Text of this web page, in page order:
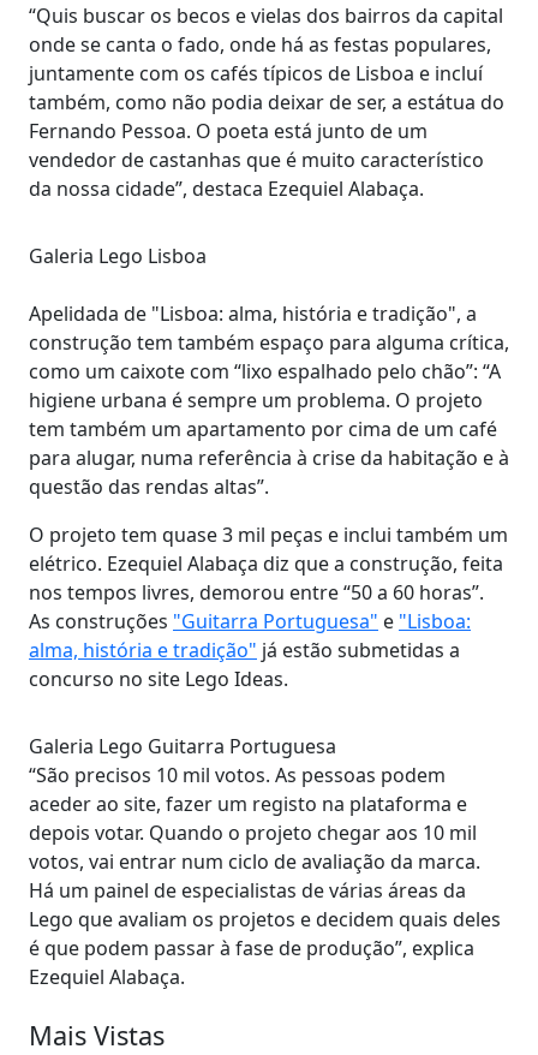
“Quis buscar os becos e vielas dos bairros da capital
onde se canta o fado, onde há as festas populares,
juntamente com os cafés típicos de Lisboa e incluí
também, como não podia deixar de ser, a estátua do
Fernando Pessoa. O poeta está junto de um
vendedor de castanhas que é muito característico
da nossa cidade”, destaca Ezequiel Alabaça.
Galeria Lego Lisboa
Apelidada de "Lisboa: alma, história e tradição", a
construção tem também espaço para alguma crítica,
como um caixote com “lixo espalhado pelo chão”: “A
higiene urbana é sempre um problema. O projeto
tem também um apartamento por cima de um café
para alugar, numa referência à crise da habitação e à
questão das rendas altas”.
O projeto tem quase 3 mil peças e inclui também um
elétrico. Ezequiel Alabaça diz que a construção, feita
nos tempos livres, demorou entre “50 a 60 horas”.
As construções "Guitarra Portuguesa" e "Lisboa:
alma, história e tradição" já estão submetidas a
concurso no site Lego Ideas.
Galeria Lego Guitarra Portuguesa
“São precisos 10 mil votos. As pessoas podem
aceder ao site, fazer um registo na plataforma e
depois votar. Quando o projeto chegar aos 10 mil
votos, vai entrar num ciclo de avaliação da marca.
Há um painel de especialistas de várias áreas da
Lego que avaliam os projetos e decidem quais deles
é que podem passar à fase de produção”, explica
Ezequiel Alabaça.
Mais Vistas